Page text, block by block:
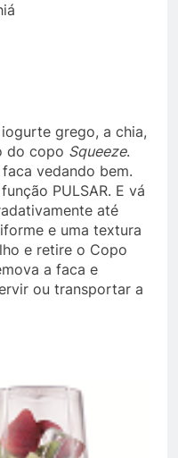
grego, a chia,
do copo Squeeze.
vedando bem.
PULSAR. E vá
até
e uma textura
e retire o Copo
a faca e
ou transportar a